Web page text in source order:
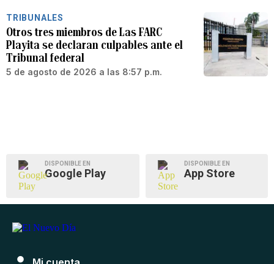
TRIBUNALES
Otros tres miembros de Las FARC
Playita se declaran culpables ante el
Tribunal federal
5 de agosto de 2026 a las 8:57 p.m.
DISPONIBLE EN
Google Play
DISPONIBLE EN
App Store